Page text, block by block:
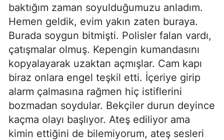
baktığım zaman soyulduğumuzu anladım.
Hemen geldik, evim yakın zaten buraya.
Burada soygun bitmişti. Polisler falan vardı,
çatışmalar olmuş. Kepengin kumandasını
kopyalayarak uzaktan açmışlar. Cam kapı
biraz onlara engel teşkil etti. İçeriye girip
alarm çalmasına rağmen hiç istiflerini
bozmadan soydular. Bekçiler durun deyince
kaçma olayı başlıyor. Ateş ediliyor ama
kimin ettiğini de bilemiyorum, ateş sesleri